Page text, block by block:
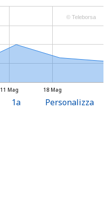
18 Mag
11 Mag
© Teleborsa
1a Personalizza